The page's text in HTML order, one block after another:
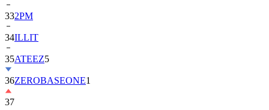
332PM
34ILLIT
35ATEEZ5
36ZEROBASEONE1
37